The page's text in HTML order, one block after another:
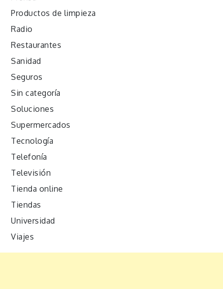
Productos de limpieza
Radio
Restaurantes
Sanidad
Seguros
Sin categoría
Soluciones
Supermercados
Tecnología
Telefonía
Televisión
Tienda online
Tiendas
Universidad
Viajes